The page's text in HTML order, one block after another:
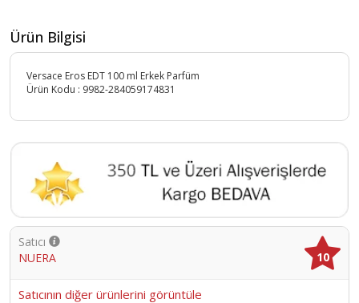
Ürün Bilgisi
Versace Eros EDT 100 ml Erkek Parfüm
Ürün Kodu : 9982-284059174831
Satıcı
NUERA
10
Satıcının diğer ürünlerini görüntüle